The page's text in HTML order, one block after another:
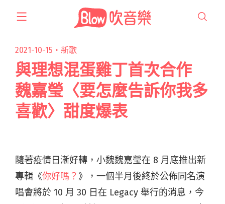
2021-10-15・ 新歌
與理想混蛋雞丁首次合作
魏嘉瑩〈要怎麼告訴你我多
喜歡〉甜度爆表
隨著疫情日漸好轉，小魏魏嘉瑩在 8 月底推出新
專輯《你好嗎？ 》，一個半月後終於公佈同名演
唱會將於 10 月 30 日在 Legacy 舉行的消息，今